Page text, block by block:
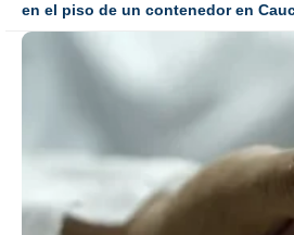
en el piso de un contenedor en